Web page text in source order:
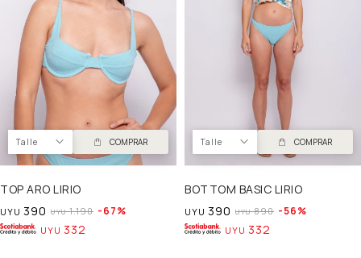
Talle COMPRAR
TOP ARO LIRIO
UYU 390 UYU 1.190 67
UYU 332
Talle COMPRAR
BOTTOM BASIC LIRIO
UYU 390 UYU 890 56
UYU 332